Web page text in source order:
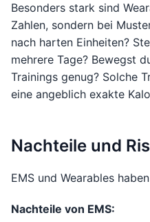
Besonders stark sind
Zahlen, sondern bei
nach harten Einheiten?
mehrere Tage? Bewegst
Trainings genug? Solche
eine angeblich exakte
Nachteile und
EMS und Wearables
Nachteile von EMS: